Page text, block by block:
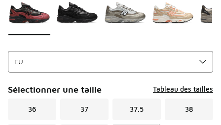
Sélectionner une taille Tableau des tailles
36 37 37.5 38